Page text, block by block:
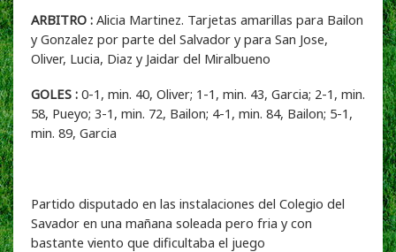
ARBITRO : Alicia Martinez. Tarjetas amarillas para Bailon
y Gonzalez por parte del Salvador y para San Jose,
Oliver, Lucia, Diaz y Jaidar del Miralbueno
GOLES : 0-1, min. 40, Oliver; 1-1, min. 43, Garcia; 2-1, min.
58, Pueyo; 3-1, min. 72, Bailon; 4-1, min. 84, Bailon; 5-1,
min. 89, Garcia
Partido disputado en las instalaciones del Colegio del
Savador en una mañana soleada pero fria y con
bastante viento que dificultaba el juego